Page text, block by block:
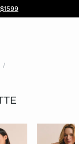
sesión
Únete a ETAM
en tu primer pedido